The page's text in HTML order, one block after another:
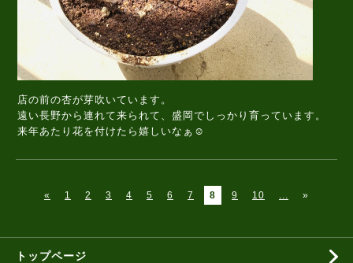
店の前の杏が芽吹いています。
遠い長野から連れて来られて、盛岡でしっかり育っています。
来年あたり花を付けたら嬉しいなぁ☺️
« 1 2 3 4 5 6 7 8 9 10 »
トップページ